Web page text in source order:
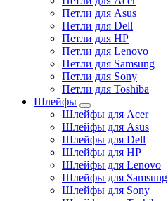
Петли для Asus
Петли для Dell
Петли для HP
Петли для Lenovo
Петли для Samsung
Петли для Sony
Петли для Toshiba
Шлейфы
Шлейфы для Acer
Шлейфы для Asus
Шлейфы для Dell
Шлейфы для HP
Шлейфы для Lenovo
Шлейфы для Samsung
Шлейфы для Sony